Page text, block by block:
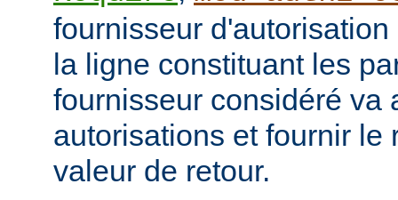
fournisseur
la ligne constituant les
fournisseur considéré va
autorisations et fournir le
valeur de retour.